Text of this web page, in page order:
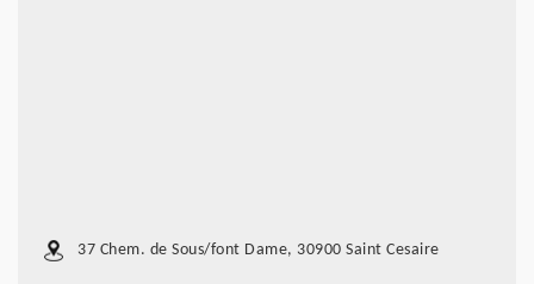
37 Chem. de Sous/font Dame, 30900 Saint Cesaire